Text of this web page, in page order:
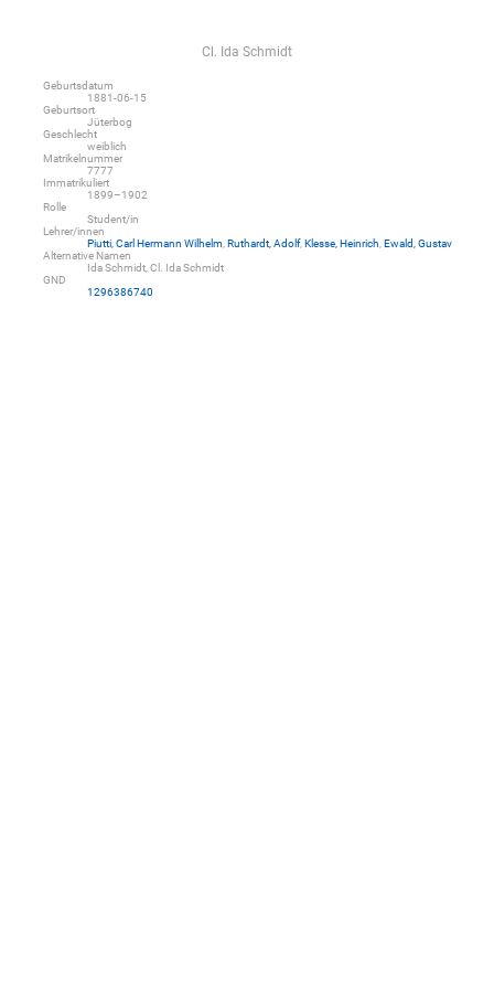
Cl. Ida Schmidt
Geburtsdatum
1881-06-15
Geburtsort
Jüterbog
Geschlecht
weiblich
Matrikelnummer
7777
Immatrikuliert
1899–1902
Rolle
Student/in
Lehrer/innen
Piutti, Carl Hermann Wilhelm, Ruthardt, Adolf, Klesse, Heinrich Ewald, Gustav
Alternative Namen
Ida Schmidt, Cl. Ida Schmidt
GND
1296386740